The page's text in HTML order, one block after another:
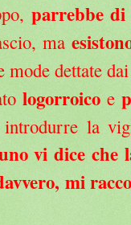
parrebbe di
ma
mode dettate
logorroicoe
introdurre la
vi dice
mi